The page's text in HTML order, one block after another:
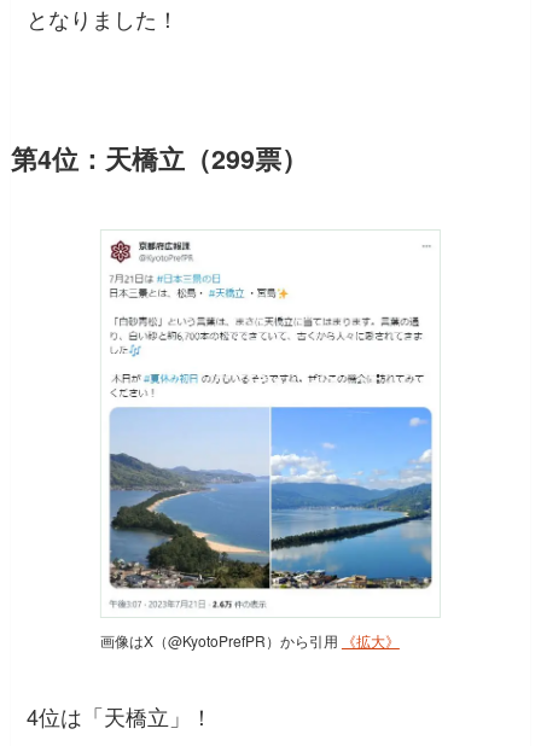
となりました！
第4位：天橋立（299票）
画像はX（@KyotoPrefPR）から引用 《拡大》
4位は「天橋立」！